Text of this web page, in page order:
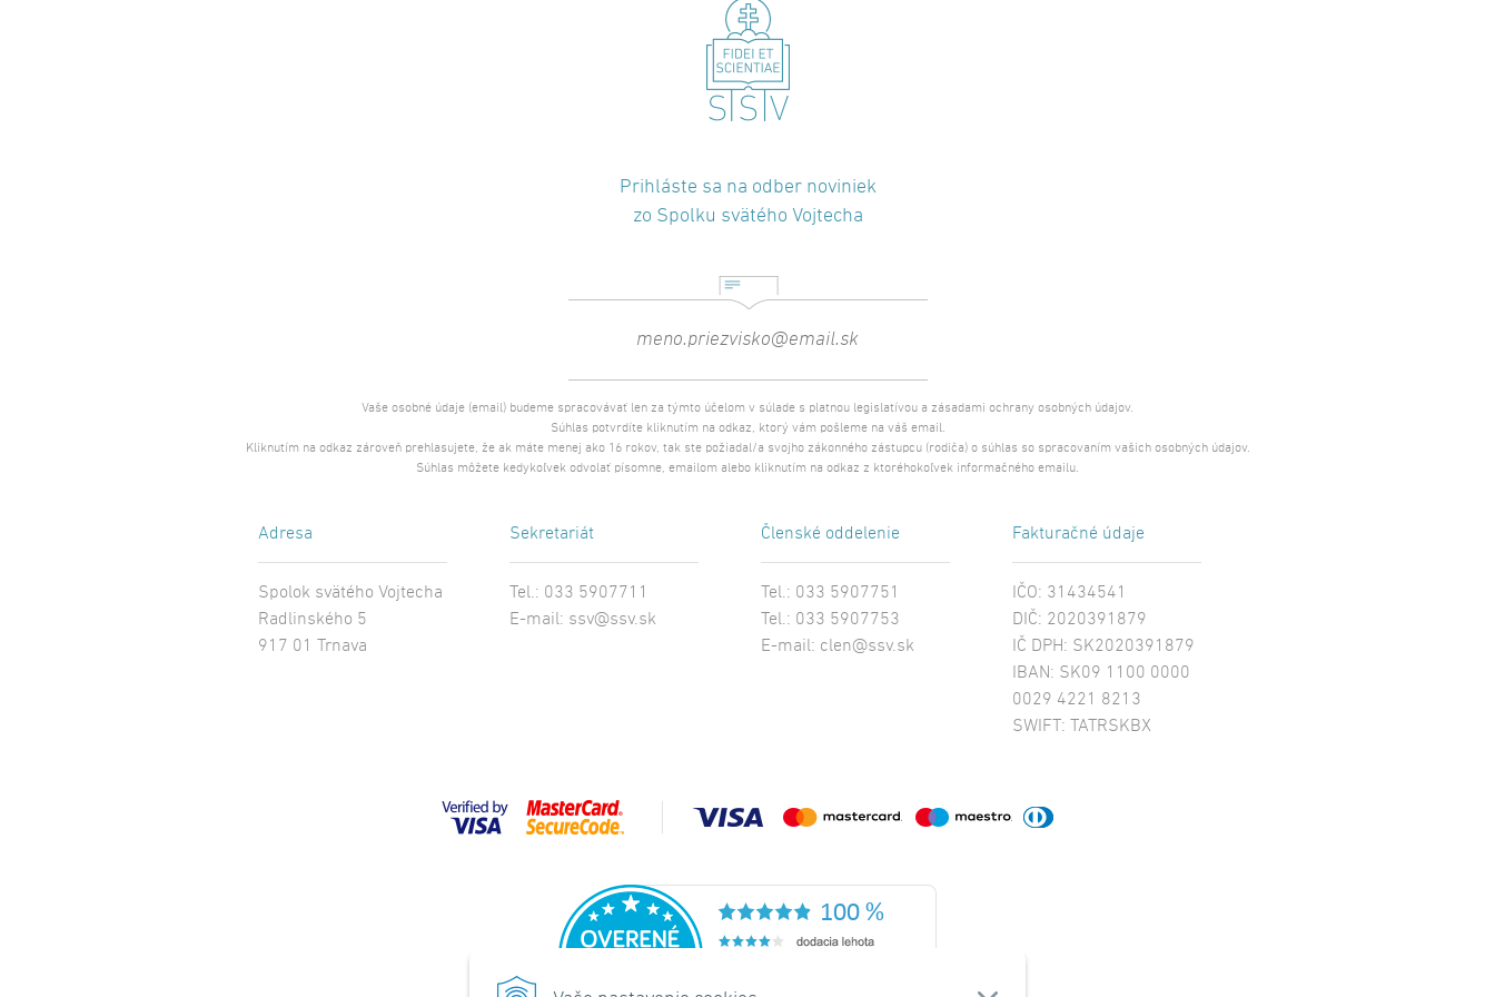
Prihláste sa na odber noviniek
zo Spolku svätého Vojtecha
Vaše osobné údaje (email) budeme spracovávať len za týmto účelom v súlade s platnou legislatívou a zásadami ochrany osobných údajov.
Súhlas potvrdíte kliknutím na odkaz, ktorý vám pošleme na váš email.
Kliknutím na odkaz zároveň prehlasujete, že ak máte menej ako 16 rokov, tak ste požiadal/a svojho zákonného zástupcu (rodiča) o súhlas so spracovaním vašich osobných údajov.
Súhlas môžete kedykoľvek odvolať písomne, emailom alebo kliknutím na odkaz z ktoréhokoľvek informačného emailu.
Adresa
Spolok svätého Vojtecha
Radlinského 5
917 01 Trnava
Sekretariát
Tel.: 033 5907711
E-mail: ssv@ssv.sk
Členské oddelenie
Tel.: 033 5907751
Tel.: 033 5907753
E-mail: clen@ssv.sk
Fakturačné údaje
IČO: 31434541
DIČ: 2020391879
IČ DPH: SK2020391879
IBAN: SK09 1100 0000
0029 4221 8213
SWIFT: TATRSKBX